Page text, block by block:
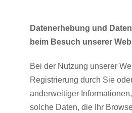
Datenerhebung und
beim Besuch unserer
Bei der Nutzung unserer
Registrierung durch Sie
anderweitiger
solche Daten, die Ihr